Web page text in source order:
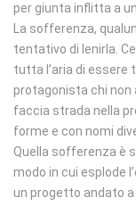
per giunta inflitta a
La sofferenza,
tentativo di lenirla.
tutta l’aria di essere
protagonista chi non
faccia strada nella
forme e con nomi
Quella sofferenza è
modo in cui esplode
un progetto andato